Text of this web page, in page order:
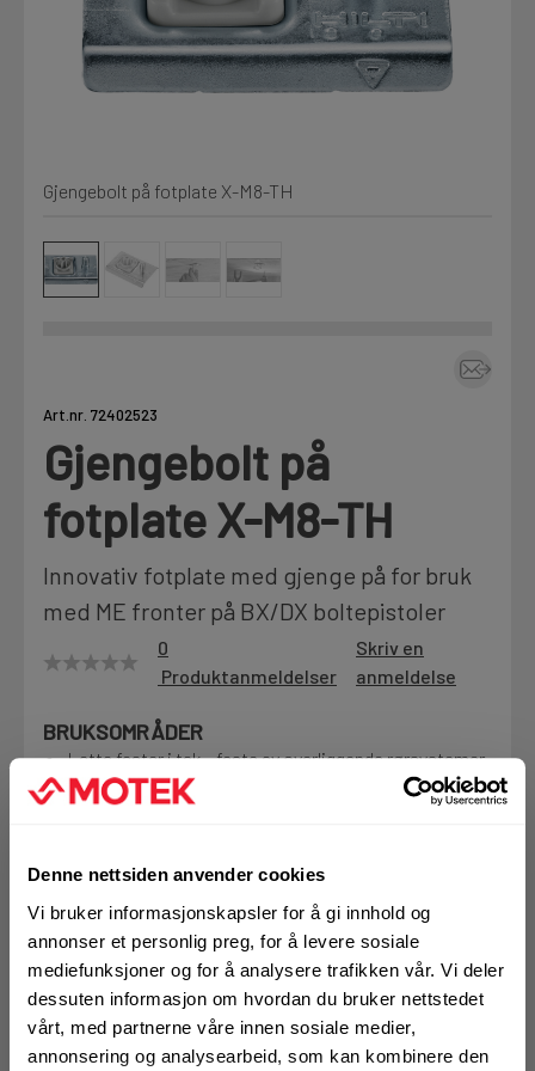
Denne nettsiden anvender cookies
Vi bruker informasjonskapsler for å gi innhold og
annonser et personlig preg, for å levere sosiale
mediefunksjoner og for å analysere trafikken vår. Vi deler
dessuten informasjon om hvordan du bruker nettstedet
vårt, med partnerne våre innen sosiale medier,
annonsering og analysearbeid, som kan kombinere den
Kjemi, vindsperre og branntetting
Annet
Fag
Motek
Finn butikk
Kontakt
Kampanjer
Kvalitetsprodukter til ekstra gode priser
Produktnyheter
Siste nytt om dine favorittprodukter
Min Fleet NYHET
Prislister
Firmainformasjon
LOGG UT
Gjengebolt på fotplate X-M8-TH
Art.nr. 72402523
Gjengebolt på
fotplate X-M8-TH
Innovativ fotplate med gjenge på for bruk
med ME fronter på BX/DX boltepistoler
0
Produktanmeldelser
Skriv en
anmeldelse
BRUKSOMRÅDER
Lette fester i tak - feste av overliggende rørsystemer
m.mTypisk avstand mellom festeelementene varierer
benyttes
For DX 351 MX, 460 MX,DX 5 MX og DX 6 MX
Mer info
1 Pakke a 100 Stk